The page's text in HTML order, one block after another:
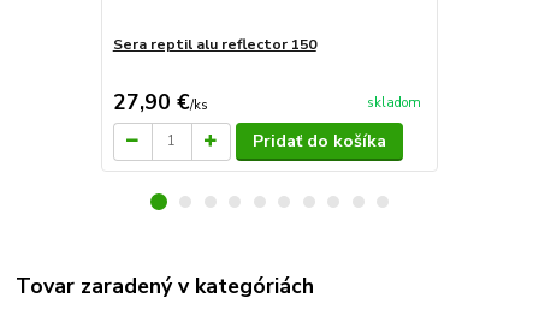
Sera reptil alu reflector 150
27,90 €/ks skladom
Pridať do košíka
Tovar zaradený v kategóriách